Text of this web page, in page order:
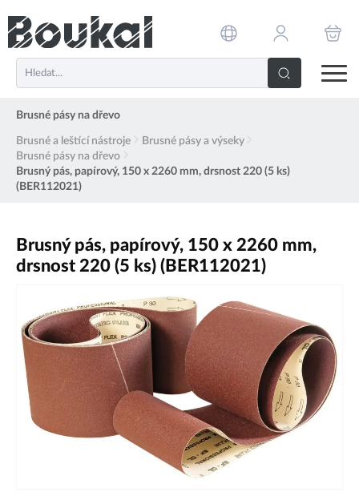
Brusné pásy na dřevo
Brusné a leštící nástroje
Brusné pásy a výseky
Brusné pásy na dřevo
Brusný pás, papírový, 150 x 2260 mm, drsnost 220 (5 ks)
(BER112021)
Brusný pás, papírový, 150 x 2260 mm,
drsnost 220 (5 ks) (BER112021)